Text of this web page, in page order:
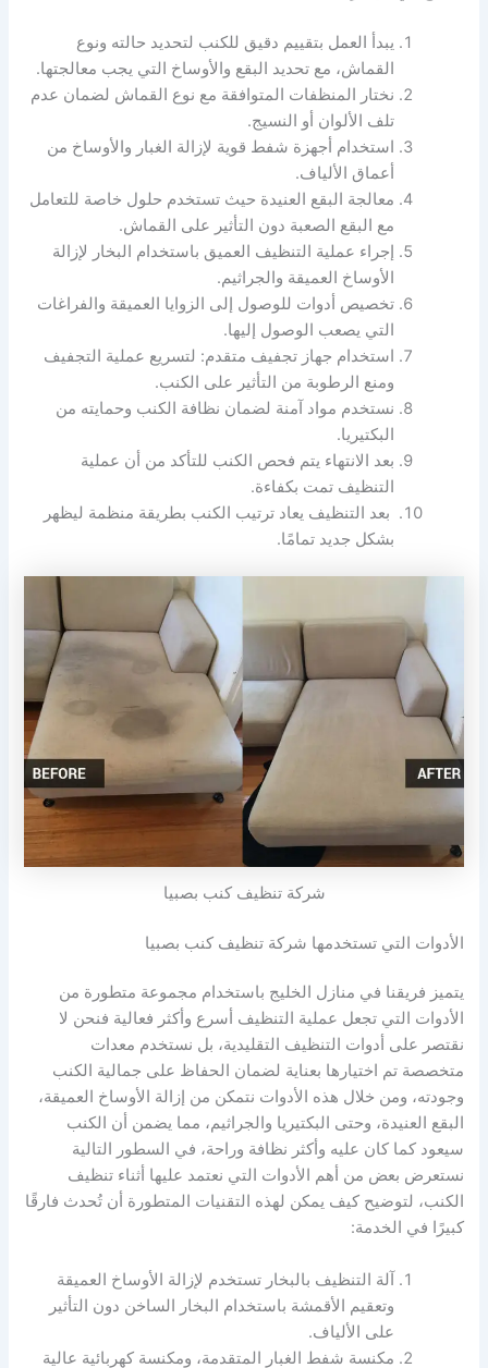
يبدأ العمل بتقييم دقيق للكنب لتحديد حالته ونوع
القماش، مع تحديد البقع والأوساخ التي يجب معالجتها.
نختار المنظفات المتوافقة مع نوع القماش لضمان عدم
تلف الألوان أو النسيج.
استخدام أجهزة شفط قوية لإزالة الغبار والأوساخ من
أعماق الألياف.
معالجة البقع العنيدة حيث تستخدم حلول خاصة للتعامل
مع البقع الصعبة دون التأثير على القماش.
إجراء عملية التنظيف العميق باستخدام البخار لإزالة
الأوساخ العميقة والجراثيم.
تخصيص أدوات للوصول إلى الزوايا العميقة والفراغات
التي يصعب الوصول إليها.
استخدام جهاز تجفيف متقدم: لتسريع عملية التجفيف
ومنع الرطوبة من التأثير على الكنب.
نستخدم مواد آمنة لضمان نظافة الكنب وحمايته من
البكتيريا.
بعد الانتهاء يتم فحص الكنب للتأكد من أن عملية
التنظيف تمت بكفاءة.
بعد التنظيف يعاد ترتيب الكنب بطريقة منظمة ليظهر
بشكل جديد تمامًا.
شركة تنظيف كنب بصبيا
الأدوات التي تستخدمها شركة تنظيف كنب بصبيا
يتميز فريقنا في منازل الخليج باستخدام مجموعة متطورة من
الأدوات التي تجعل عملية التنظيف أسرع وأكثر فعالية فنحن لا
نقتصر على أدوات التنظيف التقليدية، بل نستخدم معدات
متخصصة تم اختيارها بعناية لضمان الحفاظ على جمالية الكنب
وجودته، ومن خلال هذه الأدوات نتمكن من إزالة الأوساخ العميقة،
البقع العنيدة، وحتى البكتيريا والجراثيم، مما يضمن أن الكنب
سيعود كما كان عليه وأكثر نظافة وراحة، في السطور التالية
نستعرض بعض من أهم الأدوات التي نعتمد عليها أثناء تنظيف
الكنب، لتوضيح كيف يمكن لهذه التقنيات المتطورة أن تُحدث فارقًا
كبيرًا في الخدمة:
آلة التنظيف بالبخار تستخدم لإزالة الأوساخ العميقة
وتعقيم الأقمشة باستخدام البخار الساخن دون التأثير
على الألياف.
مكنسة شفط الغبار المتقدمة، ومكنسة كهربائية عالية